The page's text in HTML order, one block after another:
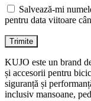
Salvează-mi
pentru data viitoare
KUJO este un brand
și accesorii pentru
siguranță și
inclusiv mansoane,